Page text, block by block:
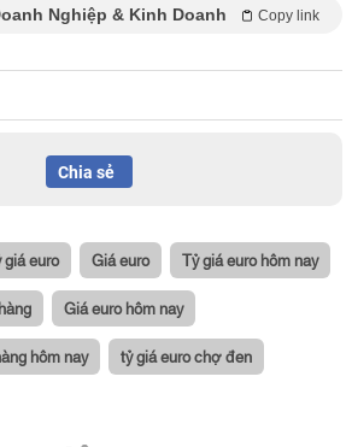
Nghiệp & Kinh Doanh Copy link
Chia sẻ
giá euro Giá euro Tỷ giá euro hôm nay
Giá euro hôm nay
hôm nay tỷ giá euro chợ đen